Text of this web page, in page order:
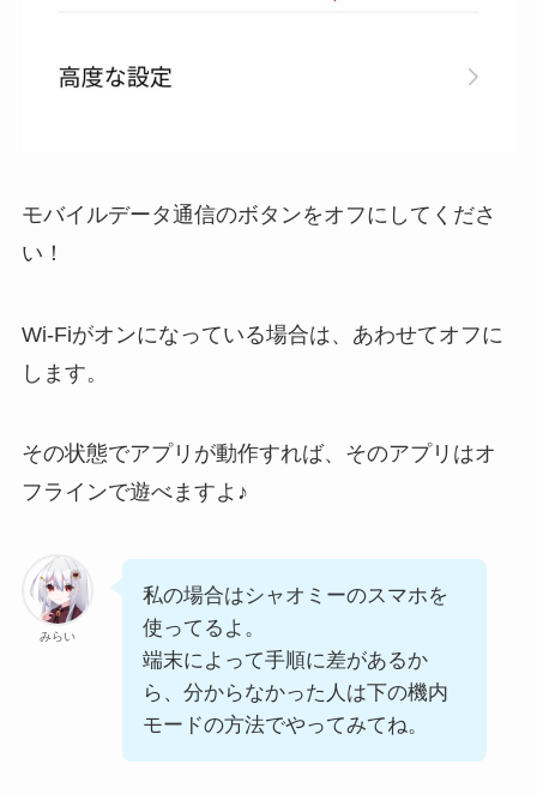
モバイルデータ通信のボタンをオフに してくださ
い！
Wi-Fiがオンになっている場合は、あわせてオフに
します。
その状態でアプリが動作すれば、そのアプリはオ
フラインで遊べますよ♪
みらい
私の場合はシャオミーのスマホを
使ってるよ。
端末によって手順に差があるか
ら、分からなかった人は下の機内
モードの方法でやってみてね。